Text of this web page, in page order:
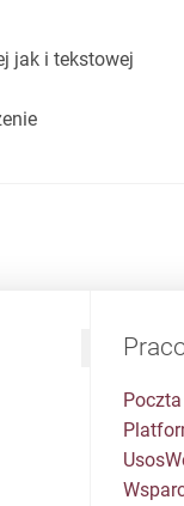
jak i tekstowej